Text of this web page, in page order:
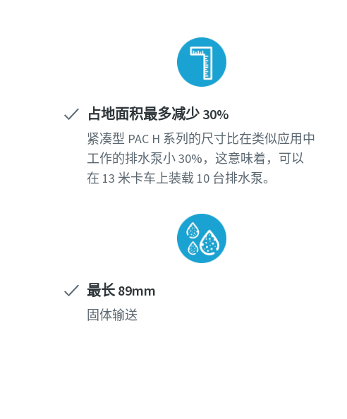
占地面积最多减少 30%
紧凑型 PAC H 系列的尺寸比在类似应用中
工作的排水泵小 30%，这意味着，可以
在 13 米卡车上装载 10 台排水泵。
最长 89mm
固体输送